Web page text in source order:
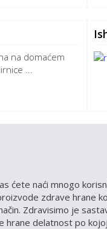
na domaćem
...
ćete naći mnogo
zdrave hrane
Zdravisimo je
hrane delatnost po